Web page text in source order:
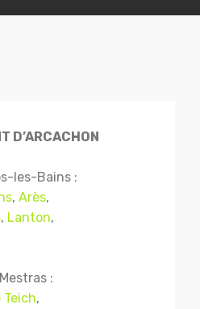
D’ARCACHON
les-Bains :
, Arès,
, Lanton,
:
Teich,